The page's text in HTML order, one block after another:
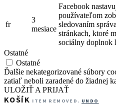
fr
3
mesiace
Facebook
používateľom
sledovaním
stránkach, ktoré
sociálny doplnok
Ostatné
Ostatné
Ďalšie nekategorizované súbory
zatiaľ neboli zaradené do žiadnej
ULOŽIŤ A PRIJAŤ
KOŠÍK ITEM REMOVED. UNDO